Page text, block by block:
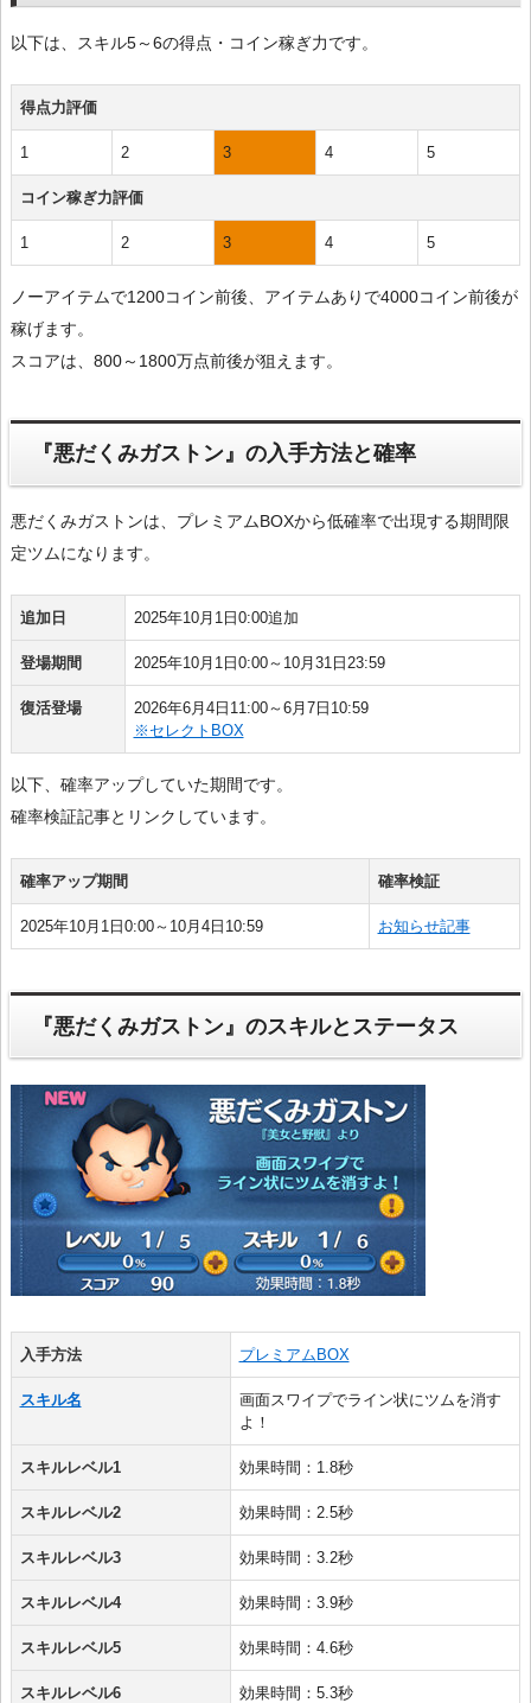
以下は、スキル5～6の得点・コイン稼ぎ力です。
得点力評価
1 2 3 4 5
コイン稼ぎ力評価
1 2 3 4 5
ノーアイテムで1200コイン前後、アイテムありで4000コイン前後が
稼げます。
スコアは、800～1800万点前後が狙えます。
『悪だくみガストン』の入手方法と確率
悪だくみガストンは、プレミアムBOXから低確率で出現する期間限
定ツムになります。
追加日 2025年10月1日0:00追加
登場期間 2025年10月1日0:00～10月31日23:59
復活登場
2026年6月4日11:00～6月7日10:59
※セレクトBOX
以下、確率アップしていた期間です。
確率検証記事とリンクしています。
確率アップ期間 確率検証
2025年10月1日0:00～10月4日10:59 お知らせ記事
『悪だくみガストン』のスキルとステータス
入手方法 プレミアムBOX
スキル名
画面スワイプでライン状にツムを消す
よ！
スキルレベル1 効果時間：1.8秒
スキルレベル2 効果時間：2.5秒
スキルレベル3 効果時間：3.2秒
スキルレベル4 効果時間：3.9秒
スキルレベル5 効果時間：4.6秒
スキルレベル6 効果時間：5.3秒